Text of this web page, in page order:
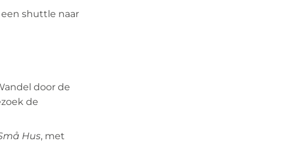
shuttle naar
door de
de
Hus, met